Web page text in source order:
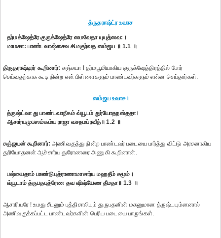
த்ருதராஷ்ட்ர உவாச
தர்மக்ஷேத்ரே குருக்ஷேத்ரே ஸமவேதா யுயுத்ஸவ:।
மாமகா: பாண்டவாஷ்சைவ கிமகுர்வத ஸம்ஜய ॥ 1.1 ॥
திருதராஷ்டிரர் கூறினார்: சஞ்சயா ! தர்மபூமியாகிய குருக்ஷேத்திரத்தில் போர்
செய்வதற்காக கூடி நின்ற என் பிள்ளைகளும் பாண்டவர்களும் என்ன செய்தார்கள்.
ஸம்ஜய உவாச।
த்ருஷ்ட்வா து பாண்டவாநீகம் வ்யூடம் துர்யோதநஸ்ததா।
ஆசார்யமுபஸம்கம்ய ராஜா வசநமப்ரவீத்॥ 1.2 ॥
சஞ்ஜயன் கூறினார்: அணிவகுத்து நின்ற பாண்டவர் படையை பார்த்து விட்டு அரசனாகிய
துரியோதனன் ஆச்சார்ய துரோணரை அணுகி கூறினான்.
பஷ்யைதாம் பாண்டுபுத்ராணாமாசார்ய மஹதீம் சமூம்।
வ்யூடாம் த்ருபதபுத்ரேண தவ ஷிஷ்யேண தீமதா॥ 1.3 ॥
ஆசாரியரே ! உமது சீடனும் புத்திசாலியும் துருபதனின் மகனுமான த்ருஷ்டயும்னனால்
அணிவகுக்கப்பட்ட பாண்டவர்களின் பெரிய படையை பாருங்கள்.